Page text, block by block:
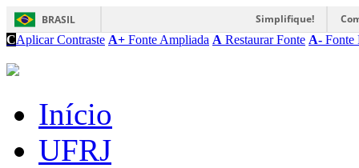
BRASIL Simplifique!
CAplicar Contraste A+ Fonte Ampliada A Restaurar Fonte A- Fonte
Início
UFRJ